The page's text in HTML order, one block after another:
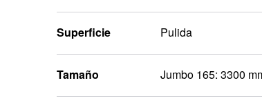
Superficie Pulida
Tamaño Jumbo 165: 3300